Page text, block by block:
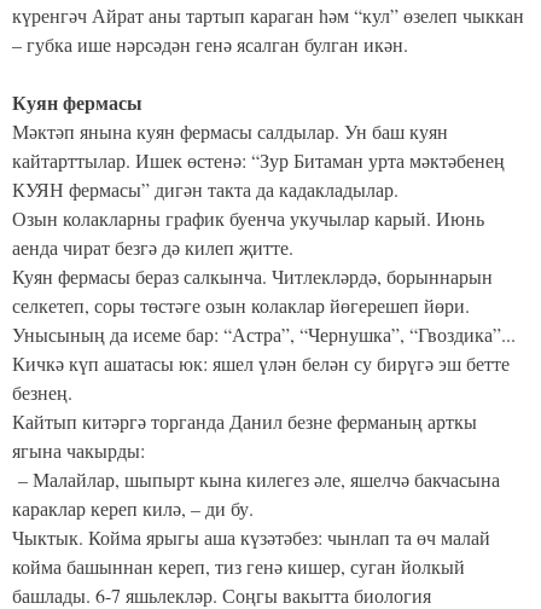
күренгәч Айрат аны тартып караган һәм “кул” өзелеп чыккан
– губка ише нәрсәдән генә ясалган булган икән.
Куян фермасы
Мәктәп янына куян фермасы салдылар. Ун баш куян
кайтарттылар. Ишек өстенә: “Зур Битаман урта мәктәбенең
КУЯН фермасы” дигән такта да кадакладылар.
Озын колакларны график буенча укучылар карый. Июнь
аенда чират безгә дә килеп җитте.
Куян фермасы бераз салкынча. Читлекләрдә, борыннарын
селкетеп, соры төстәге озын колаклар йөгерешеп йөри.
Унысының да исеме бар: “Астра”, “Чернушка”, “Гвоздика”...
Кичкә күп ашатасы юк: яшел үлән белән су бирүгә эш бетте
безнең.
Кайтып китәргә торганда Данил безне ферманың арткы
ягына чакырды:
– Малайлар, шыпырт кына килегез әле, яшелчә бакчасына
караклар кереп килә, – ди бу.
Чыктык. Койма ярыгы аша күзәтәбез: чынлап та өч малай
койма башыннан кереп, тиз генә кишер, суган йолкый
башлады. 6-7 яшьлекләр. Соңгы вакытта биология